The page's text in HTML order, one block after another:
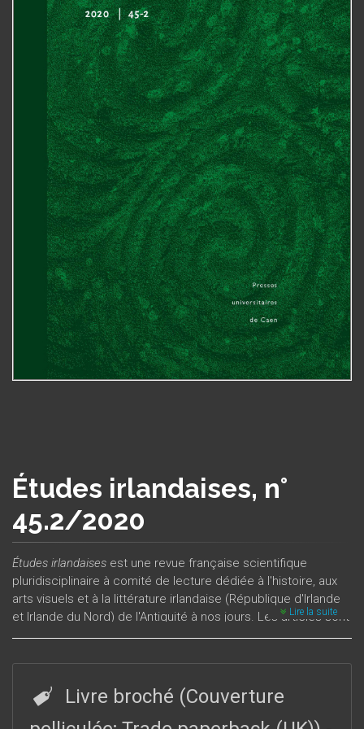
Études irlandaises, n°
45.2/2020
Études irlandaises est une revue française scientifique
pluridisciplinaire à comité de lecture dédiée à l'histoire, aux
arts visuels et à la littérature irlandaise (République d'Irlande
et Irlande du Nord) de l'Antiquité à nos jours. Les articles sont
publiés en français, en anglais ou en gaélique, et peuvent
aussi sur la diaspora, les échanges interculturels, les relations
diplomatiques, l'archéologie, l'architecture, etc. La revue est
publiée deux fois par an, alternant numéros thématiques et
Lire la suite
Livre broché (Couverture